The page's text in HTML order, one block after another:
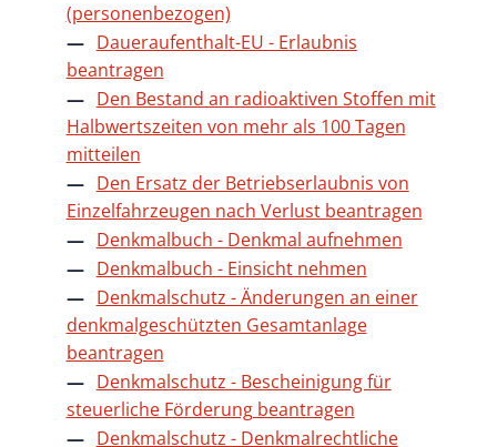
(personenbezogen)
Daueraufenthalt-EU - Erlaubnis
beantragen
Den Bestand an radioaktiven Stoffen mit
Halbwertszeiten von mehr als 100 Tagen
mitteilen
Den Ersatz der Betriebserlaubnis von
Einzelfahrzeugen nach Verlust beantragen
Denkmalbuch - Denkmal aufnehmen
Denkmalbuch - Einsicht nehmen
Denkmalschutz - Änderungen an einer
denkmalgeschützten Gesamtanlage
beantragen
Denkmalschutz - Bescheinigung für
steuerliche Förderung beantragen
Denkmalschutz - Denkmalrechtliche